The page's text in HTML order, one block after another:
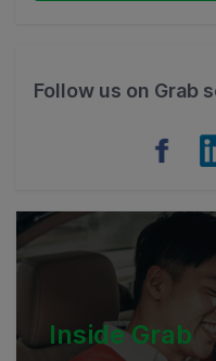
Cambodia
Follow us on Grab
Inside Grab